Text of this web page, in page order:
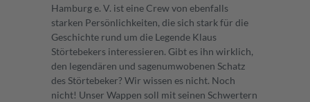
Hamburg e. V. ist eine Crew von ebenfalls
starken Persönlichkeiten, die sich stark für die
Geschichte rund um die Legende Klaus
Störtebekers interessieren. Gibt es ihn wirklich,
den legendären und sagenumwobenen Schatz
des Störtebeker? Wir wissen es nicht. Noch
nicht! Unser Wappen soll mit seinen Schwertern